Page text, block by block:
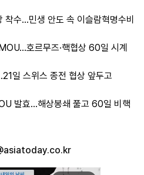
착수…민생 안도 속 이슬람혁명수비
호르무즈·핵협상 60일 시계
일 스위스 종전 협상 앞두고
발효…해상봉쇄 풀고 60일 비핵